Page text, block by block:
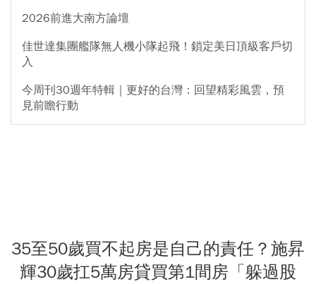
2026前進大南方論壇
佳世達集團艦隊無人機小隊起飛！鎖定美日頂級客戶切
入
今周刊30週年特輯｜更好的台灣：回望精彩風雲，預
見前瞻行動
35至50歲買不起房是自己的責任？施昇
輝30歲扛5萬房貸買第1間房「躲過股